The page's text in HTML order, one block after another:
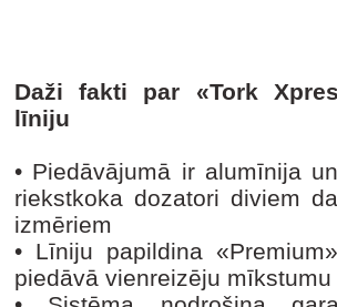
Daži fakti par «Tork
līniju
• Piedāvājumā ir alumīnija
riekstkoka dozatori diviem
izmēriem
• Līniju papildina
piedāvā vienreizēju